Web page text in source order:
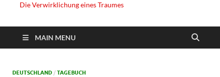
Die Verwirklichung eines Traumes
MAIN MENU
DEUTSCHLAND / TAGEBUCH